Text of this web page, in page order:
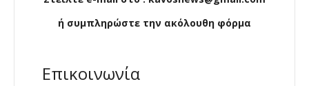
ή συμπληρώστε την ακόλουθη φόρμα
Επικοινωνία